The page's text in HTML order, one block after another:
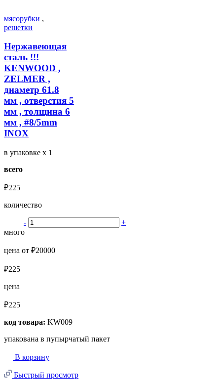
мясорубки ,
решетки
Нержавеющая
сталь !!!
KENWOOD ,
ZELMER ,
диаметр 61.8
мм , отверстия 5
мм , толщина 6
мм , #8/5mm
INOX
в упаковке x 1
всего
₽225
количество
-
+
много
цена от ₽20000
₽225
цена
₽225
код товара: KW009
упакована в пупырчатый пакет
В корзину
Быстрый просмотр